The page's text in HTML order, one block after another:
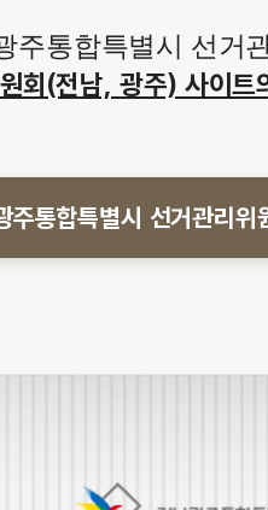
주통합특별시 선거
회(전남, 광주) 사이트
주통합특별시 선거관리위